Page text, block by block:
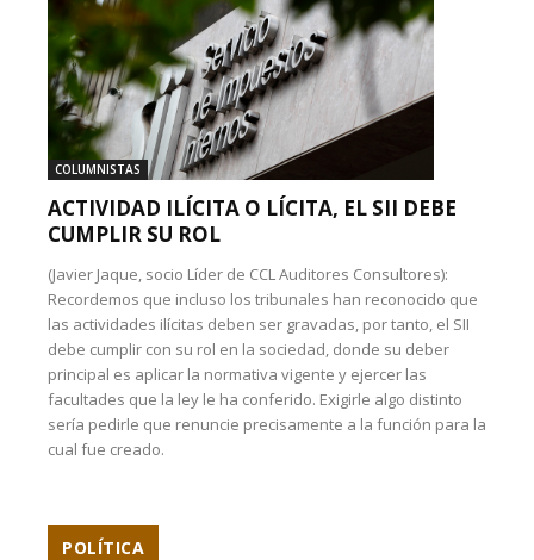
COLUMNISTAS
ACTIVIDAD ILÍCITA O LÍCITA, EL SII DEBE
CUMPLIR SU ROL
(Javier Jaque, socio Líder de CCL Auditores Consultores):
Recordemos que incluso los tribunales han reconocido que
las actividades ilícitas deben ser gravadas, por tanto, el SII
debe cumplir con su rol en la sociedad, donde su deber
principal es aplicar la normativa vigente y ejercer las
facultades que la ley le ha conferido. Exigirle algo distinto
sería pedirle que renuncie precisamente a la función para la
cual fue creado.
POLÍTICA